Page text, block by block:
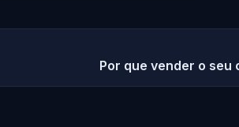
Por que vender o seu